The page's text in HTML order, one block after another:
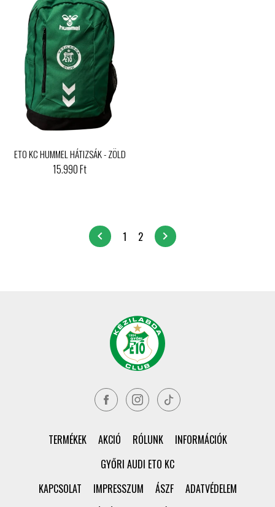
ETO KC HUMMEL HÁTIZSÁK - ZÖLD
15.990 Ft
chevron_left 1 2 chevron_right
TERMÉKEK AKCIÓ RÓLUNK
INFORMÁCIÓK
GYŐRI AUDI ETO KC
KAPCSOLAT
IMPRESSZUM ÁSZF
ADATVÉDELEM